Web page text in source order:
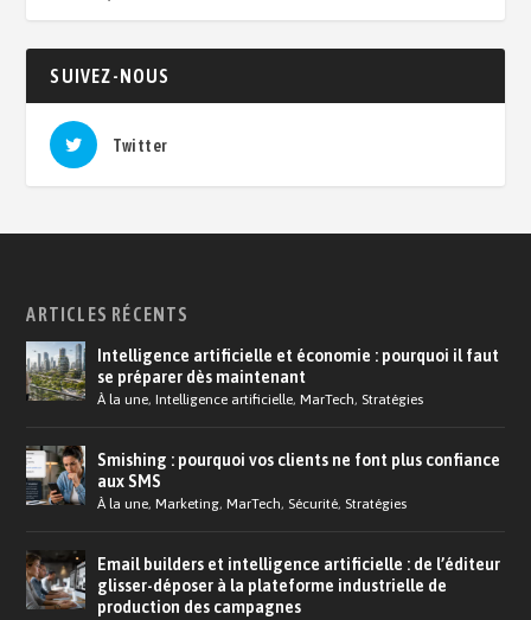
SUIVEZ-NOUS
Twitter
ARTICLES RÉCENTS
Intelligence artificielle et économie : pourquoi il faut
se préparer dès maintenant
À la une,Intelligence artificielle,MarTech, Stratégies
Smishing : pourquoi vos clients ne font plus confiance
aux SMS
À la une,Marketing,MarTech, Sécurité, Stratégies
Email builders et intelligence artificielle : de l’éditeur
glisser-déposer à la plateforme industrielle de
production des campagnes